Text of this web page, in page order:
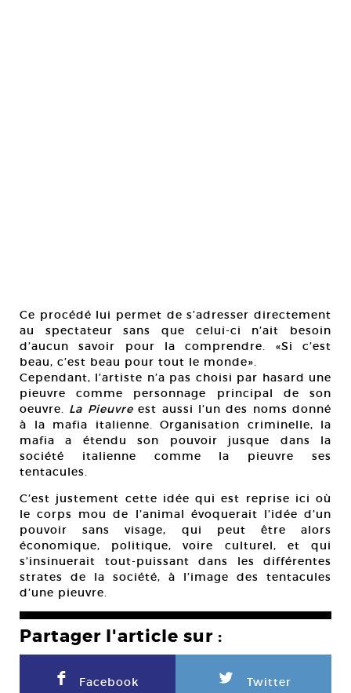
Ce procédé lui permet de s’adresser directement
au spectateur sans que celui-ci n’ait besoin
d’aucun savoir pour la comprendre. «Si c’est
beau, c’est beau pour tout le monde».
Cependant, l’artiste n’a pas choisi par hasard une
pieuvre comme personnage principal de son
oeuvre. La Pieuvreest aussi l’un des noms donné
à la mafia italienne. Organisation criminelle, la
mafia a étendu son pouvoir jusque dans la
société italienne comme la pieuvre ses
tentacules.
C’est justement cette idée qui est reprise ici où
le corps mou de l’animal évoquerait l’idée d’un
pouvoir sans visage, qui peut être alors
économique, politique, voire culturel, et qui
s’insinuerait tout-puissant dans les différentes
strates de la société, à l’image des tentacules
d’une pieuvre.
Partager l'article sur :
F Facebook L Twitter